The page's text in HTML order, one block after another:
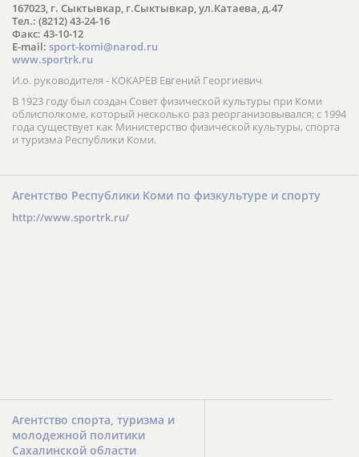
167023, г. Сыктывкар, г.Сыктывкар, ул.Катаева, д.47
Тел.: (8212) 43-24-16
Факс: 43-10-12
E-mail: sport-komi@narod.ru
www.sportrk.ru
И.о. руководителя - КОКАРЕВ Евгений Георгиевич
В 1923 году был создан Совет физической культуры при Коми
облисполкоме, который несколько раз реорганизовывался; с 1994
года существует как Министерство физической культуры, спорта
и туризма Республики Коми.
Агентство Республики Коми по физкультуре и спорту
http://www.sportrk.ru/
Агентство спорта, туризма и
молодежной политики
Сахалинской области